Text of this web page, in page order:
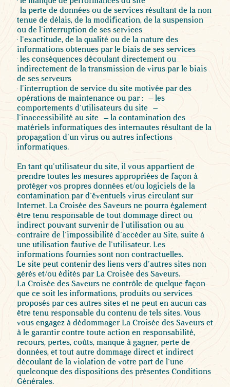
• la perte de données ou de services résultant de la non
tenue de délais, de la modification, de la suspension
ou de l’interruption de ses services
• l’exactitude, de la qualité ou de la nature des
informations obtenues par le biais de ses services
• les conséquences découlant directement ou
indirectement de la transmission de virus par le biais
de ses serveurs
• l’interruption de service du site motivée par des
opérations de maintenance ou par : – les
comportements d’utilisateurs du site –
l’inaccessibilité au site – la contamination des
matériels informatiques des internautes résultant de la
propagation d’un virus ou autres infections
informatiques.
En tant qu’utilisateur du site, il vous appartient de
prendre toutes les mesures appropriées de façon à
protéger vos propres données et/ou logiciels de la
contamination par d’éventuels virus circulant sur
Internet. La Croisée des Saveurs ne pourra également
être tenu responsable de tout dommage direct ou
indirect pouvant survenir de l’utilisation ou au
contraire de l’impossibilité d’accéder au Site, suite à
une utilisation fautive de l’utilisateur. Les
informations fournies sont non contractuelles.
Le site peut contenir des liens vers d’autres sites non
gérés et/ou édités par La Croisée des Saveurs.
La Croisée des Saveurs ne contrôle de quelque façon
que ce soit les informations, produits ou services
proposés par ces autres sites et ne peut en aucun cas
être tenu responsable du contenu de tels sites. Vous
vous engagez à dédommager La Croisée des Saveurs et
à le garantir contre toute action en responsabilité,
recours, pertes, coûts, manque à gagner, perte de
données, et tout autre dommage direct et indirect
découlant de la violation de votre part de l’une
quelconque des dispositions des présentes Conditions
Générales.